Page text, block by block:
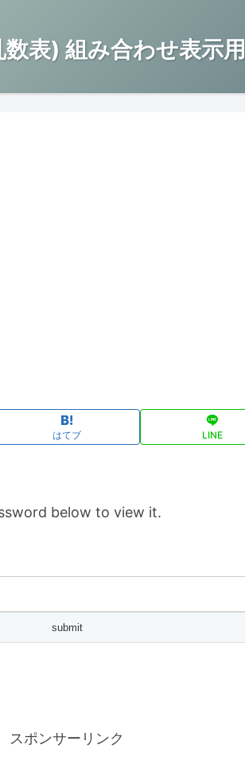
表) 組み合わせ表示
はてブ LINE
below to view it.
スポンサーリンク